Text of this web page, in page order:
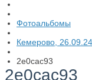
Фотоальбомы
Кемерово, 26.09.24
2e0cac93
2e0cac93